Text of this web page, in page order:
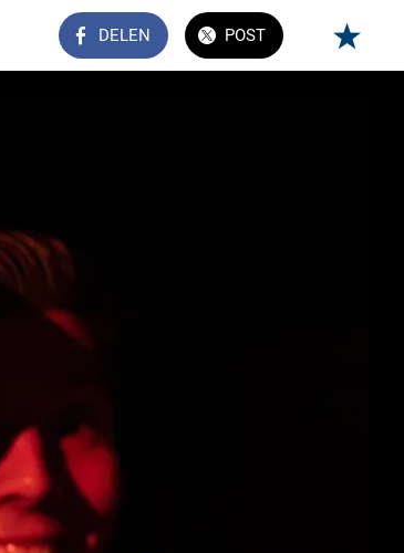
DELEN POST